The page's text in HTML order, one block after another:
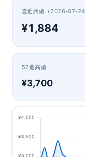
直近終値（2026-07-24
¥1,884
52週高値
¥3,700